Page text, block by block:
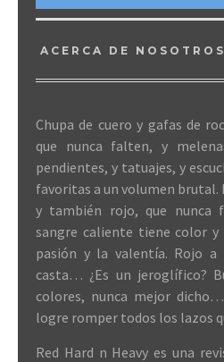
ACERCA DE NOSOTROS
Chupa de cuero y gafas de
que nunca falten, y
pendientes, y tatuajes, y
favoritas a un volumen brutal.
y también rojo, que nunca
sangre caliente tiene color
pasión y la valentía. Rojo
casta… ¿Es un jeroglífico?
colores, nunca mejor
logre romper todos los lazos
Red Hard n Heavy es una